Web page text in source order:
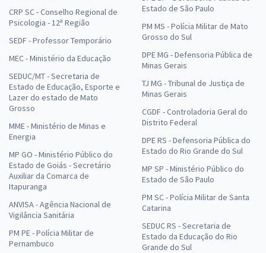
CRP SC - Conselho Regional de
Psicologia - 12ª Região
SEDF - Professor Temporário
MEC - Ministério da Educação
SEDUC/MT - Secretaria de
Estado de Educação, Esporte e
Lazer do estado de Mato
Grosso
MME - Ministério de Minas e
Energia
MP GO - Ministério Público do
Estado de Goiás - Secretário
Auxiliar da Comarca de
Itapuranga
ANVISA - Agência Nacional de
Vigilância Sanitária
PM PE - Polícia Militar de
Pernambuco
Estado de São Paulo
PM MS - Polícia Militar de Mato
Grosso do Sul
DPE MG - Defensoria Pública de
Minas Gerais
TJ MG - Tribunal de Justiça de
Minas Gerais
CGDF - Controladoria Geral do
Distrito Federal
DPE RS - Defensoria Pública do
Estado do Rio Grande do Sul
MP SP - Ministério Público do
Estado de São Paulo
PM SC - Polícia Militar de Santa
Catarina
SEDUC RS - Secretaria de
Estado da Educação do Rio
Grande do Sul